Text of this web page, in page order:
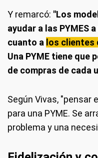
Y remarcó: "Los
ayudar a las PYMES
cuanto a los clientes
Una PYME tiene que
de compras de cada
Según Vivas, "pensar
para una PYME. Se
problema y una